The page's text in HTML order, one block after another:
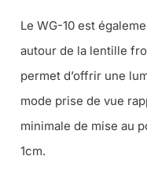
Le WG-10 est
autour de la lentille
permet d’offrir une
mode prise de vue
minimale de mise au
1cm.